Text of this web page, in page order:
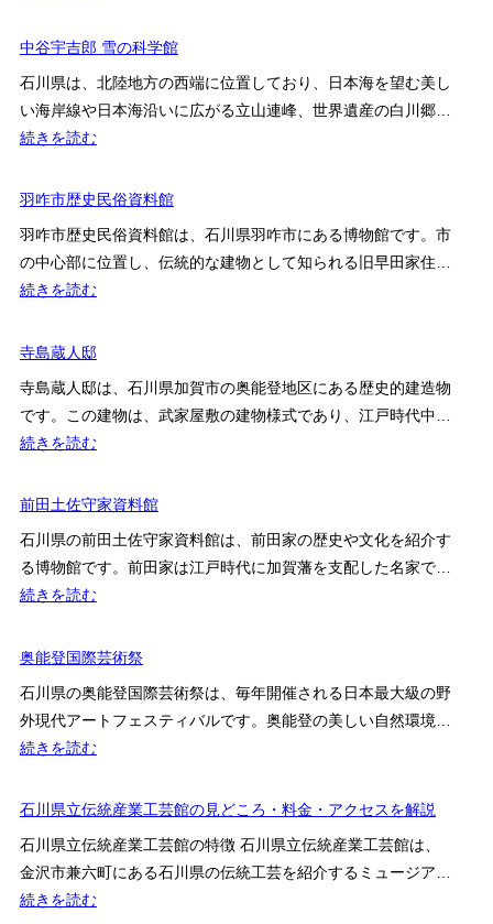
木
拙
館
中谷宇吉郎 雪の科学館
石川県は、北陸地方の西端に位置しており、日本海を望む美し
い海岸線や日本海沿いに広がる立山連峰、世界遺産の白川郷…
続きを読む:
谷
吉
郎
雪
科
学
館
羽咋市歴史民俗資料館
羽咋市歴史民俗資料館は、石川県羽咋市にある博物館です。市
の中心部に位置し、伝統的な建物として知られる旧早田家住…
続きを読む:
咋
歴
史
民
資
料
館
寺島蔵人邸
寺島蔵人邸は、石川県加賀市の奥能登地区にある歴史的建造物
です。この建物は、武家屋敷の建物様式であり、江戸時代中…
続きを読む:
島
人
邸
前田土佐守家資料館
石川県の前田土佐守家資料館は、前田家の歴史や文化を紹介す
る博物館です。前田家は江戸時代に加賀藩を支配した名家で…
続きを読む:
田
佐
守
家
料
館
奥能登国際芸術祭
石川県の奥能登国際芸術祭は、毎年開催される日本最大級の野
外現代アートフェスティバルです。奥能登の美しい自然環境…
続きを読む:
能
国
際
芸
石川県立伝統産業工芸館の見どころ・料金・アクセスを解説
石川県立伝統産業工芸館の特徴 石川県立伝統産業工芸館は、
金沢市兼六町にある石川県の伝統工芸を紹介するミュージア…
続きを読む: